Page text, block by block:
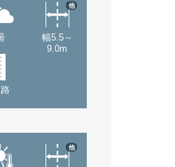
幅5.5～
9.0m
他
他